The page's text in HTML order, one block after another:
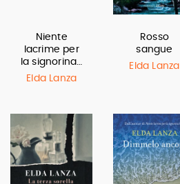
Niente
lacrime per
la signorina…
Elda Lanza
Rosso
sangue
Elda Lanza